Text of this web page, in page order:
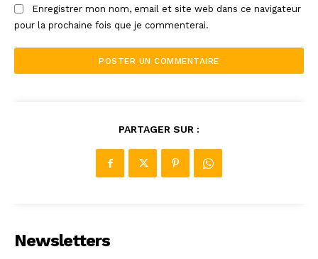
Enregistrer mon nom, email et site web dans ce navigateur
pour la prochaine fois que je commenterai.
PARTAGER SUR :
Newsletters